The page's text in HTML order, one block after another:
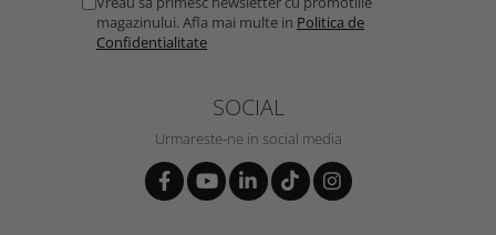
magazinului. Afla mai multe in Politica de
Confidentialitate
SOCIAL
Urmareste-ne in social media